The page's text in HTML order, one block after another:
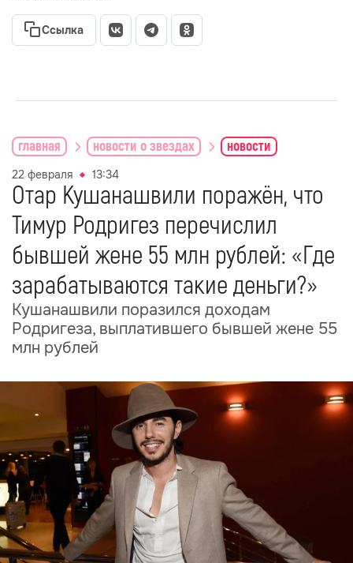
Ссылка
главная новости о звездах новости
22 февраля 13:34
Отар Кушанашвили поражён, что
Тимур Родригез перечислил
бывшей жене 55 млн рублей: «Где
зарабатываются такие деньги?»
Кушанашвили поразился доходам
Родригеза, выплатившего бывшей жене 55
млн рублей